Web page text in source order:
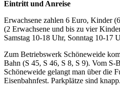
Eintritt und Anreise
Erwachsene zahlen 6 Euro, Kinder
(2 Erwachsene und bis zu vier
Samstag 10-18 Uhr, Sonntag 10-17
Zum Betriebswerk Schöneweide
Bahn (S 45, S 46, S 8, S 9). Vom S-
Schöneweide gelangt man über die
Eisenbahnfest. Parkplätze sind knapp.